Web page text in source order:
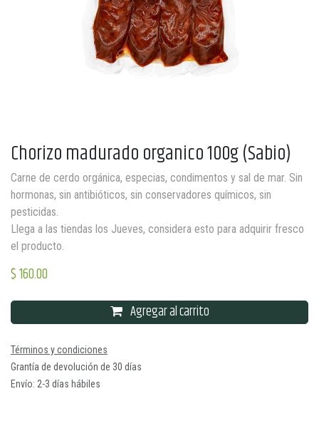
Chorizo madurado organico 100g (Sabio)
Carne de cerdo orgánica, especias, condimentos y sal de mar. Sin
hormonas, sin antibióticos, sin conservadores químicos, sin
pesticidas.
Llega a las tiendas los Jueves, considera esto para adquirir fresco
el producto.
$160.00
Agregar al carrito
Términos y condiciones
Grantía de devolución de 30 días
Envío: 2-3 días hábiles